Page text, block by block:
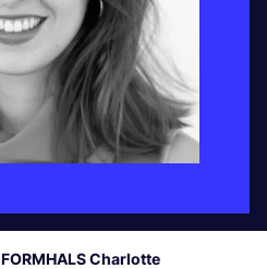
FORMHALS Charlotte